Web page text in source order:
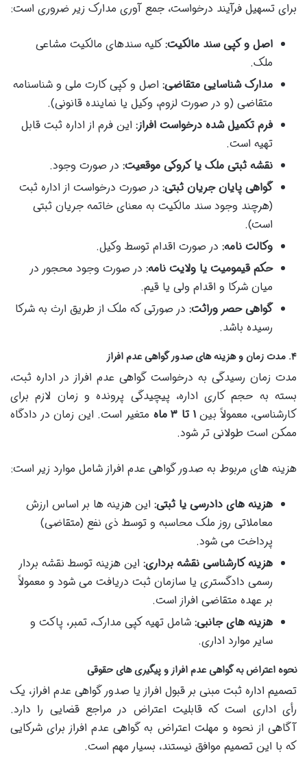
برای تسهیل فرآیند درخواست، جمع آوری مدارک زیر ضروری است:
اصل و کپی سند مالکیت:کلیه سندهای مالکیت مشاعی
ملک.
مدارک شناسایی متقاضی: اصل و کپی کارت ملی و شناسنامه
متقاضی (و در صورت لزوم، وکیل یا نماینده قانونی).
فرم تکمیل شده درخواست افراز: این فرم از اداره ثبت قابل
تهیه است.
نقشه ثبتی ملک یا کروکی موقعیت: در صورت وجود.
گواهی پایان جریان ثبتی: در صورت درخواست از اداره ثبت
(هرچند وجود سند مالکیت به معنای خاتمه جریان ثبتی
است).
وکالت نامه: در صورت اقدام توسط وکیل.
حکم قیمومیت یا ولایت نامه: در صورت وجود محجور در
میان شرکا و اقدام ولی یا قیم.
گواهی حصر وراثت: در صورتی که ملک از طریق ارث به شرکا
رسیده باشد.
۴. مدت زمان و هزینه های صدور گواهی عدم افراز
مدت زمان رسیدگی به درخواست گواهی عدم افراز در اداره ثبت،
بسته به حجم کاری اداره، پیچیدگی پرونده و زمان لازم برای
کارشناسی، معمولاً بین ۱ تا ۳ ماه
متغیر است. این زمان در دادگاه
ممکن است طولانی تر شود.
هزینه های مربوط به صدور گواهی عدم افراز شامل موارد زیر است:
هزینه های دادرسی یا ثبتی: این هزینه ها بر اساس ارزش
معاملاتی روز ملک محاسبه و توسط ذی نفع (متقاضی)
پرداخت می شود.
هزینه کارشناسی نقشه برداری: این هزینه توسط نقشه بردار
رسمی دادگستری یا سازمان ثبت دریافت می شود و معمولاً
بر عهده متقاضی افراز است.
هزینه های جانبی: شامل تهیه کپی مدارک، تمبر، پاکت و
سایر موارد اداری.
نحوه اعتراض به گواهی عدم افراز و پیگیری های حقوقی
تصمیم اداره ثبت مبنی بر قبول افراز یا صدور گواهی عدم افراز، یک
رأی اداری است که قابلیت اعتراض در مراجع قضایی را دارد.
آگاهی از نحوه و مهلت اعتراض به گواهی عدم افراز برای شرکایی
که با این تصمیم موافق نیستند، بسیار مهم است.